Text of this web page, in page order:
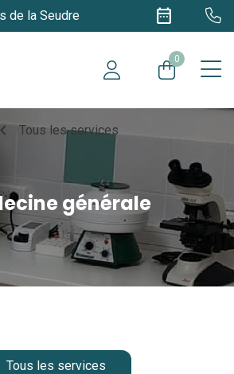
de la Seudre date_range
0
chevron_left Tous les services
générale
Tous les services